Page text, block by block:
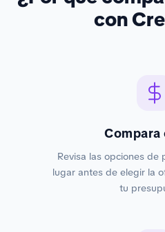
con
Compara
Revisa las opciones de
lugar antes de elegir la
tu